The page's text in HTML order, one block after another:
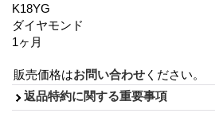
K18YG
ダイヤモンド
1ヶ月
販売価格はお問い合わせ ください。
返品特約に関する重要事項